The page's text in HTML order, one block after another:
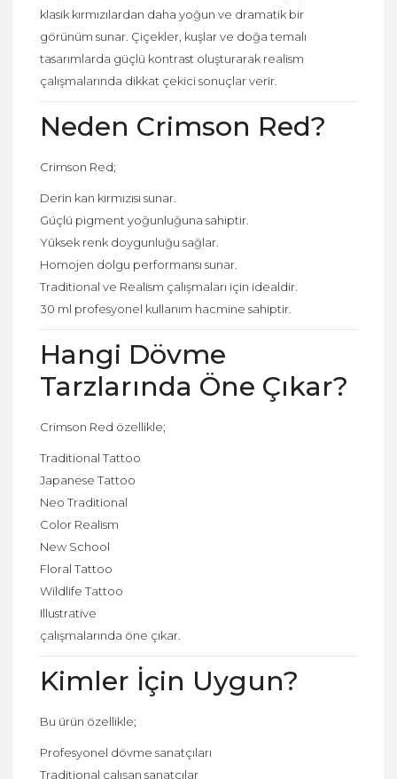
klasik kırmızılardan daha yoğun ve dramatik bir
görünüm sunar. Çiçekler, kuşlar ve doğa temalı
tasarımlarda güçlü kontrast oluşturarak realism
çalışmalarında dikkat çekici sonuçlar verir.
Neden Crimson Red?
Crimson Red;
Derin kan kırmızısı sunar.
Güçlü pigment yoğunluğuna sahiptir.
Yüksek renk doygunluğu sağlar.
Homojen dolgu performansı sunar.
Traditional ve Realism çalışmaları için idealdir.
30 ml profesyonel kullanım hacmine sahiptir.
Hangi Dövme
Tarzlarında Öne Çıkar?
Crimson Red özellikle;
Traditional Tattoo
Japanese Tattoo
Neo Traditional
Color Realism
New School
Floral Tattoo
Wildlife Tattoo
Illustrative
çalışmalarında öne çıkar.
Kimler İçin Uygun?
Bu ürün özellikle;
Profesyonel dövme sanatçıları
Traditional çalışan sanatçılar